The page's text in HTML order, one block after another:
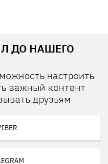
ДО НАШЕГО
настроить
важный контент
друзьям